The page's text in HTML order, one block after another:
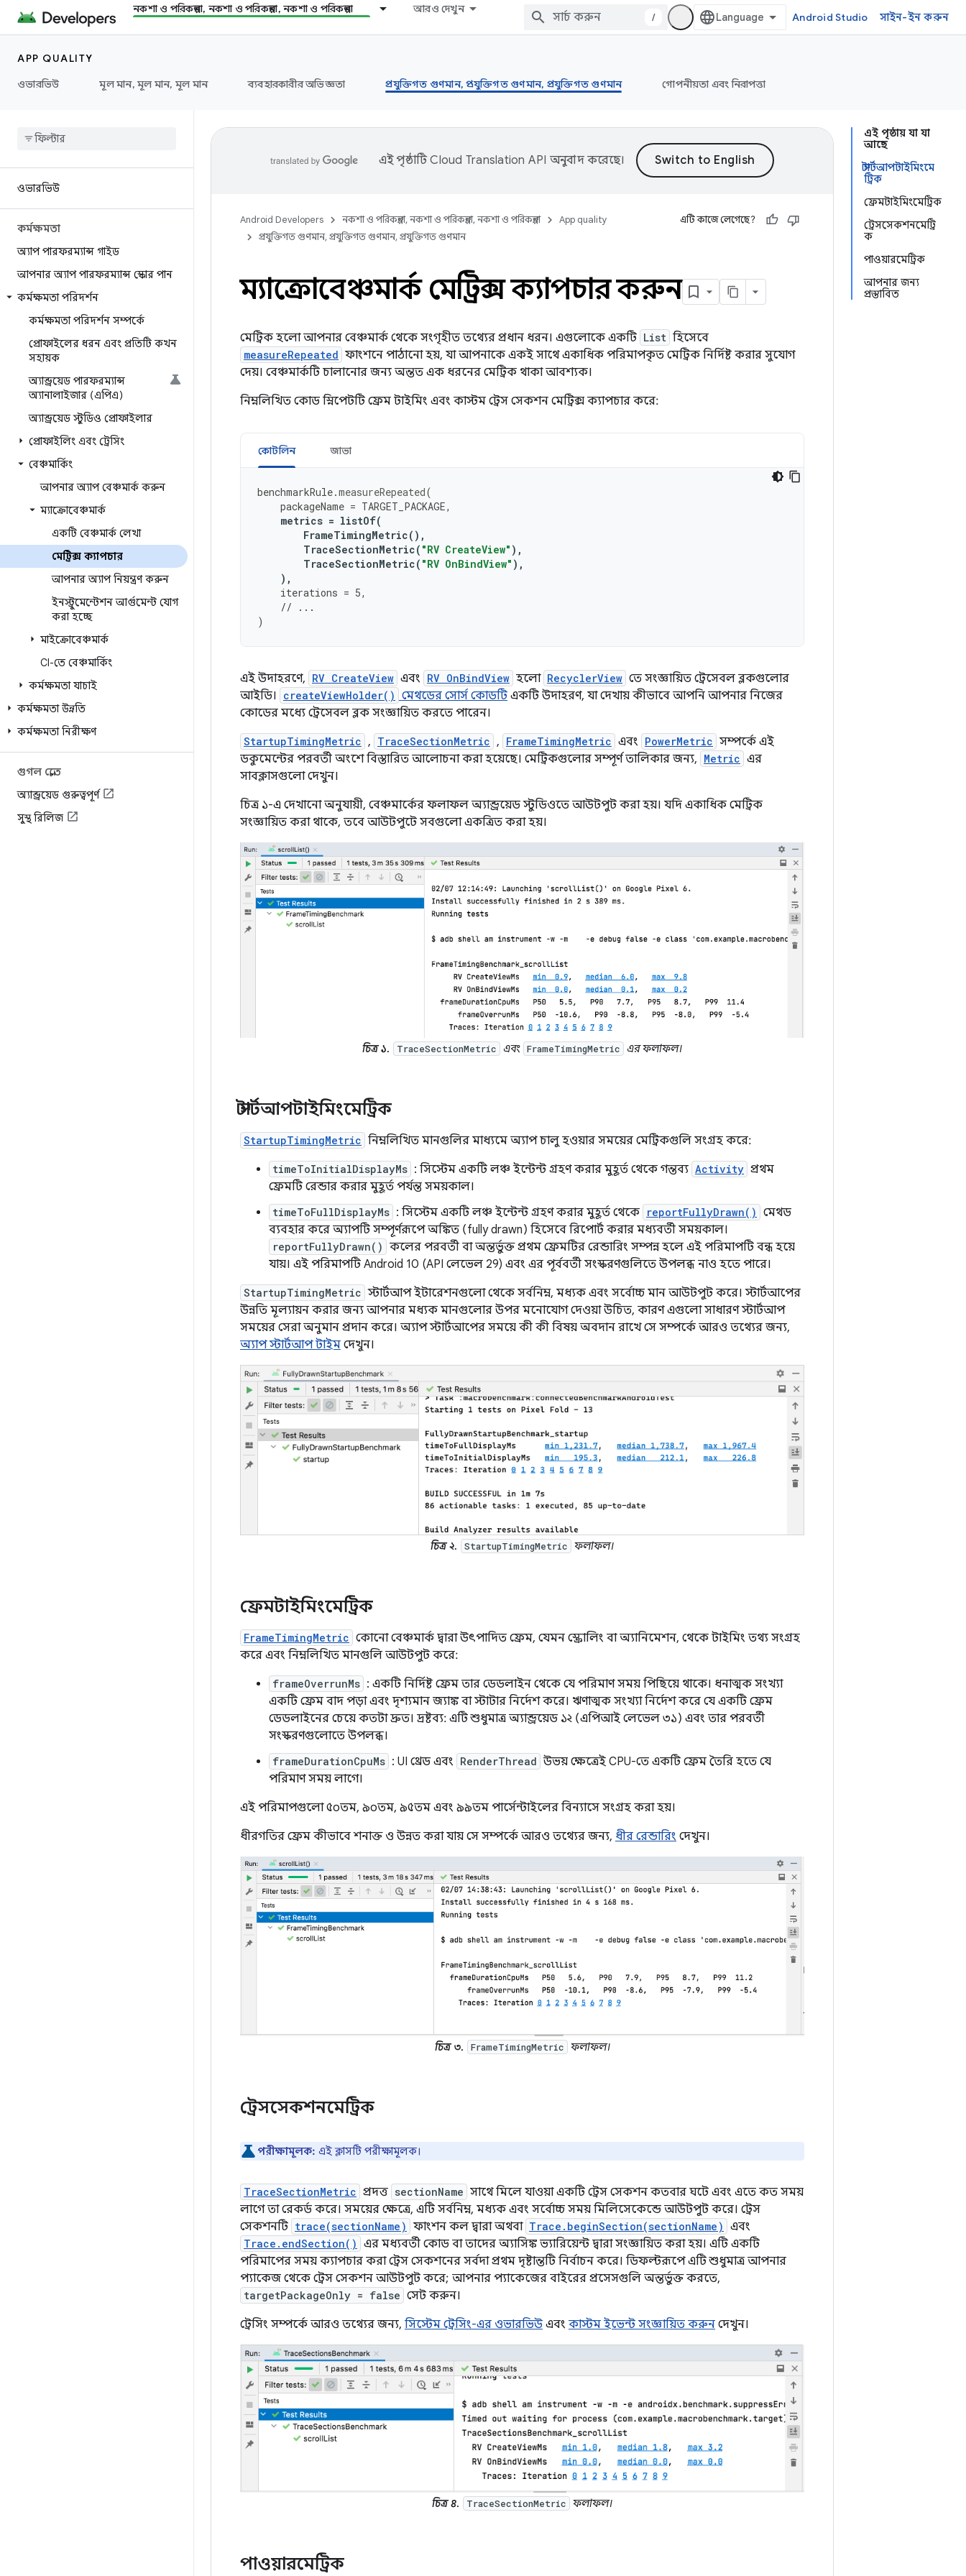
নকশা ও পরিকল্পনা, নকশা ও পরিকল্পনা, নকশা ও পরিকল্পনা আরও দেখুন
/ Android Studio সাইন-ইন করুন
APP QUALITY
ওভারভিউ
মূল মান, মূল মান, মূল মান ব্যবহারকারীর অভিজ্ঞতা প্রযুক্তিগত গুণমান, প্রযুক্তিগত গুণমান, প্রযুক্তিগত গুণমান গোপনীয়তা এবং নিরাপত্তা
ওভারভিউ
কর্মক্ষমতা
অ্যাপ পারফরম্যান্স গাইড
আপনার অ্যাপ পারফরম্যান্স স্কোর পান
কর্মক্ষমতা পরিদর্শন
কর্মক্ষমতা পরিদর্শন সম্পর্কে
প্রোফাইলের ধরন এবং প্রতিটি কখন
সহায়ক
অ্যান্ড্রয়েড পারফরম্যান্স
অ্যানালাইজার (এপিএ)
অ্যান্ড্রয়েড স্টুডিও প্রোফাইলার
প্রোফাইলিং এবং ট্রেসিং
বেঞ্চমার্কিং
আপনার অ্যাপ বেঞ্চমার্ক করুন
ম্যাক্রোবেঞ্চমার্ক
একটি বেঞ্চমার্ক লেখা
মেট্রিক্স ক্যাপচার
আপনার অ্যাপ নিয়ন্ত্রণ করুন
ইনস্ট্রুমেন্টেশন আর্গুমেন্ট যোগ
করা হচ্ছে
মাইক্রোবেঞ্চমার্ক
CI-তে বেঞ্চমার্কিং
কর্মক্ষমতা যাচাই
কর্মক্ষমতা উন্নতি
কর্মক্ষমতা নিরীক্ষণ
গুগল প্লেতে
অ্যান্ড্রয়েড গুরুত্বপূর্ণ
সুস্থ রিলিজ
এই পৃষ্ঠায় যা যা
আছে
স্টার্টআপটাইমিংমে
ট্রিক
ফ্রেমটাইমিংমেট্রিক
ট্রেসসেকশনমেট্রি
ক
পাওয়ারমেট্রিক
আপনার জন্য
প্রস্তাবিত
এই পৃষ্ঠাটিCloud Translation API অনুবাদ করেছে।
Android Developers নকশা ও পরিকল্পনা, নকশা ও পরিকল্পনা, নকশা ও পরিকল্পনা
App quality
প্রযুক্তিগত গুণমান, প্রযুক্তিগত গুণমান, প্রযুক্তিগত গুণমান
এটি কাজে লেগেছে?
ম্যাক্রোবেঞ্চমার্ক মেট্রিক্স ক্যাপচার করুন
মেট্রিক হলো আপনার বেঞ্চমার্ক থেকে সংগৃহীত তথ্যের প্রধান ধরন। এগুলোকে একটি List হিসেবে
measureRepeated ফাংশনে পাঠানো হয়, যা আপনাকে একই সাথে একাধিক পরিমাপকৃত মেট্রিক নির্দিষ্ট করার সুযোগ
দেয়। বেঞ্চমার্কটি চালানোর জন্য অন্তত এক ধরনের মেট্রিক থাকা আবশ্যক।
নিম্নলিখিত কোড স্নিপেটটি ফ্রেম টাইমিং এবং কাস্টম ট্রেস সেকশন মেট্রিক্স ক্যাপচার করে:
কোটলিন জাভা
benchmarkRule.measureRepeated(
packageName = TARGET_PACKAGE,
metrics = listOf(
FrameTimingMetric(),
TraceSectionMetric( "RV CreateView" ),
TraceSectionMetric( "RV OnBindView" ),
),
iterations = 5,
// ...
)
এই উদাহরণে, RV CreateView এবং RV OnBindView হলো RecyclerView তে সংজ্ঞায়িত ট্রেসেবল ব্লকগুলোর
আইডি।
createViewHolder() মেথডের সোর্স কোডটি একটি উদাহরণ, যা দেখায় কীভাবে আপনি আপনার নিজের
কোডের মধ্যে ট্রেসেবল ব্লক সংজ্ঞায়িত করতে পারেন।
StartupTimingMetric , TraceSectionMetric , FrameTimingMetric এবং PowerMetric সম্পর্কে এই
ডকুমেন্টের পরবর্তী অংশে বিস্তারিত আলোচনা করা হয়েছে। মেট্রিকগুলোর সম্পূর্ণ তালিকার জন্য, Metric এর
সাবক্লাসগুলো দেখুন।
চিত্র ১-এ দেখানো অনুযায়ী, বেঞ্চমার্কের ফলাফল অ্যান্ড্রয়েড স্টুডিওতে আউটপুট করা হয়। যদি একাধিক মেট্রিক
সংজ্ঞায়িত করা থাকে, তবে আউটপুটে সবগুলো একত্রিত করা হয়।
চিত্র ১. TraceSectionMetric এবং FrameTimingMetric এর ফলাফল।
স্টার্টআপটাইমিংমেট্রিক
StartupTimingMetric নিম্নলিখিত মানগুলির মাধ্যমে অ্যাপ চালু হওয়ার সময়ের মেট্রিকগুলি সংগ্রহ করে:
timeToInitialDisplayMs : সিস্টেম একটি লঞ্চ ইন্টেন্ট গ্রহণ করার মুহূর্ত থেকে গন্তব্য Activity প্রথম
ফ্রেমটি রেন্ডার করার মুহূর্ত পর্যন্ত সময়কাল।
timeToFullDisplayMs : সিস্টেম একটি লঞ্চ ইন্টেন্ট গ্রহণ করার মুহূর্ত থেকে reportFullyDrawn() মেথড
ব্যবহার করে অ্যাপটি সম্পূর্ণরূপে অঙ্কিত (fully drawn) হিসেবে রিপোর্ট করার মধ্যবর্তী সময়কাল।
reportFullyDrawn() কলের পরবর্তী বা অন্তর্ভুক্ত প্রথম ফ্রেমটির রেন্ডারিং সম্পন্ন হলে এই পরিমাপটি বন্ধ হয়ে
যায়। এই পরিমাপটি Android 10 (API লেভেল 29) এবং এর পূর্ববর্তী সংস্করণগুলিতে উপলব্ধ নাও হতে পারে।
StartupTimingMetric স্টার্টআপ ইটারেশনগুলো থেকে সর্বনিম্ন, মধ্যক এবং সর্বোচ্চ মান আউটপুট করে। স্টার্টআপের
উন্নতি মূল্যায়ন করার জন্য আপনার মধ্যক মানগুলোর উপর মনোযোগ দেওয়া উচিত, কারণ এগুলো সাধারণ স্টার্টআপ
সময়ের সেরা অনুমান প্রদান করে। অ্যাপ স্টার্টআপের সময়ে কী কী বিষয় অবদান রাখে সে সম্পর্কে আরও তথ্যের জন্য,
অ্যাপ স্টার্টআপ টাইম দেখুন।
চিত্র ২. StartupTimingMetric ফলাফল।
ফ্রেমটাইমিংমেট্রিক
FrameTimingMetric কোনো বেঞ্চমার্ক দ্বারা উৎপাদিত ফ্রেম, যেমন স্ক্রোলিং বা অ্যানিমেশন, থেকে টাইমিং তথ্য সংগ্রহ
করে এবং নিম্নলিখিত মানগুলি আউটপুট করে:
frameOverrunMs : একটি নির্দিষ্ট ফ্রেম তার ডেডলাইন থেকে যে পরিমাণ সময় পিছিয়ে থাকে। ধনাত্মক সংখ্যা
একটি ফ্রেম বাদ পড়া এবং দৃশ্যমান জ্যাঙ্ক বা স্টাটার নির্দেশ করে। ঋণাত্মক সংখ্যা নির্দেশ করে যে একটি ফ্রেম
ডেডলাইনের চেয়ে কতটা দ্রুত। দ্রষ্টব্য: এটি শুধুমাত্র অ্যান্ড্রয়েড ১২ (এপিআই লেভেল ৩১) এবং তার পরবর্তী
সংস্করণগুলোতে উপলব্ধ।
frameDurationCpuMs : UI থ্রেড এবং RenderThread উভয় ক্ষেত্রেই CPU-তে একটি ফ্রেম তৈরি হতে যে
পরিমাণ সময় লাগে।
এই পরিমাপগুলো ৫০তম, ৯০তম, ৯৫তম এবং ৯৯তম পার্সেন্টাইলের বিন্যাসে সংগ্রহ করা হয়।
ধীরগতির ফ্রেম কীভাবে শনাক্ত ও উন্নত করা যায় সে সম্পর্কে আরও তথ্যের জন্য, ধীর রেন্ডারিং দেখুন।
চিত্র ৩. FrameTimingMetric ফলাফল।
ট্রেসসেকশনমেট্রিক
পরীক্ষামূলক: এই ক্লাসটি পরীক্ষামূলক।
TraceSectionMetric প্রদত্ত sectionName সাথে মিলে যাওয়া একটি ট্রেস সেকশন কতবার ঘটে এবং এতে কত সময়
লাগে তা রেকর্ড করে। সময়ের ক্ষেত্রে, এটি সর্বনিম্ন, মধ্যক এবং সর্বোচ্চ সময় মিলিসেকেন্ডে আউটপুট করে। ট্রেস
সেকশনটি trace(sectionName) ফাংশন কল দ্বারা অথবা Trace.beginSection(sectionName) এবং
Trace.endSection() এর মধ্যবর্তী কোড বা তাদের অ্যাসিঙ্ক ভ্যারিয়েন্ট দ্বারা সংজ্ঞায়িত করা হয়। এটি একটি
পরিমাপের সময় ক্যাপচার করা ট্রেস সেকশনের সর্বদা প্রথম দৃষ্টান্তটি নির্বাচন করে। ডিফল্টরূপে এটি শুধুমাত্র আপনার
প্যাকেজ থেকে ট্রেস সেকশন আউটপুট করে; আপনার প্যাকেজের বাইরের প্রসেসগুলি অন্তর্ভুক্ত করতে,
targetPackageOnly = false সেট করুন।
ট্রেসিং সম্পর্কে আরও তথ্যের জন্য, সিস্টেম ট্রেসিং-এর ওভারভিউ এবং কাস্টম ইভেন্ট সংজ্ঞায়িত করুন দেখুন।
চিত্র ৪. TraceSectionMetric ফলাফল।
পাওয়ারমেট্রিক